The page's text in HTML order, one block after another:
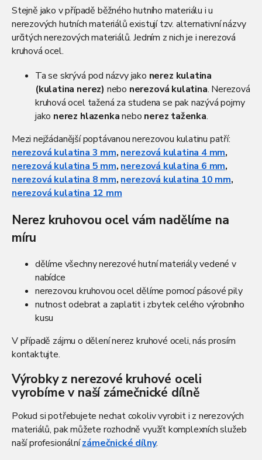
a
c
í
p
k
y
v
ý
p
s
u
Stejně jako v případě běžného hutního materiálu i u
nerezových hutních materiálů existují tzv. alternativní názvy
určitých nerezových materiálů. Jedním z nich je i nerezová
kruhová ocel.
Ta se skrývá pod názvy jako nerez kulatina
(kulatina nerez) nebo nerezová kulatina. Nerezová
kruhová ocel tažená za studena se pak nazývá pojmy
jako nerez hlazenkanebo nerez taženka.
Mezi nejžádanější poptávanou nerezovou kulatinu patří:
nerezová kulatina 3 mm, nerezová kulatina 4 mm,
nerezová kulatina 5 mm, nerezová kulatina 6 mm,
nerezová kulatina 8 mm, nerezová kulatina 10 mm,
nerezová kulatina 12 mm
Nerez kruhovou ocel vám nadělíme na
míru
dělíme všechny nerezové hutní materiály vedené v
nabídce
nerezovou kruhovou ocel dělíme pomocí pásové pily
nutnost odebrat a zaplatit i zbytek celého výrobního
kusu
V případě zájmu o dělení nerez kruhové oceli, nás prosím
kontaktujte.
Výrobky z nerezové kruhové oceli
vyrobíme v naší zámečnické dílně
Pokud si potřebujete nechat cokoliv vyrobit i z nerezových
materiálů, pak můžete rozhodně využít komplexních služeb
naší profesionálnízámečnické dílny.